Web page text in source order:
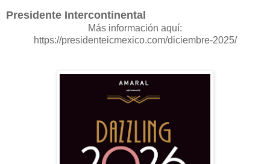
Presidente Intercontinental
Más información aquí:
https://presidenteicmexico.com/diciembre-2025/